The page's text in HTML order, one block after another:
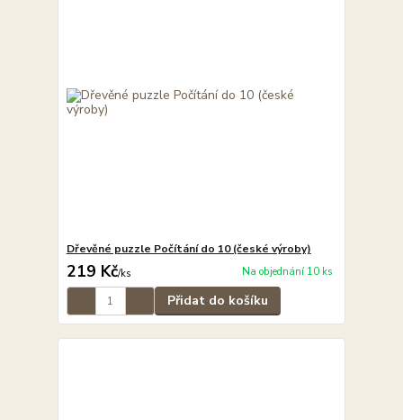
Dřevěné puzzle Počítání do 10 (české výroby)
219 Kč/ks Na objednání 10 ks
Přidat do košíku